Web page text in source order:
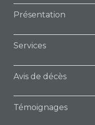
Présentation
Services
Avis de décès
Témoignages